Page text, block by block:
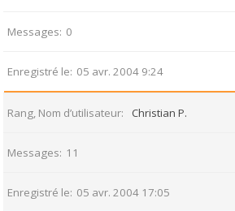
Messages 0
Enregistré le 05 avr. 2004 9:24
Rang, Nom d’utilisateur Christian P.
Messages 11
Enregistré le 05 avr. 2004 17:05